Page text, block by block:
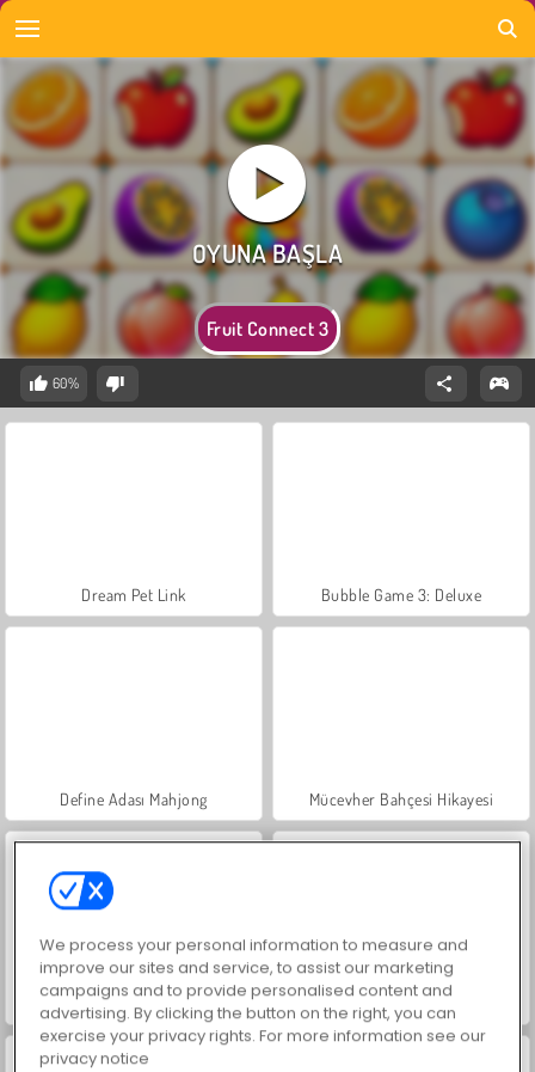
Fruit Connect 3
60%
Dream Pet Link Bubble Game 3: Deluxe
Define Adası Mahjong Mücevher Bahçesi Hikayesi
İçecekleri Eşle Büyük Mahjong Eşleme
We process your personal information to measure and
improve our sites and service, to assist our marketing
campaigns and to provide personalised content and
advertising. By clicking the button on the right, you can
exercise your privacy rights. For more information see our
privacy notice